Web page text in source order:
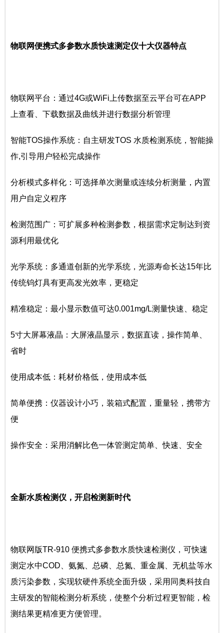
物联网便携式多参数水质快速测定仪十大仪器特点
物联网平台：通过4G或WiFi上传数据至云平台可在APP
上查看、下载数据及曲线并进行数据分析管理
智能TOS操作系统：自主研发TOS 水质检测系统，智能操
作,引导用户轻松完成操作
分析模式多样化：可选择单次测量或连续分析测量，内置
用户自定义程序
检测范围广：可扩展多种检测参数，根据需求定制达到资
源利用最优化
光学系统：多通道创新的光学系统，光源寿命长达15年比
传统钨灯具有更高发光效率，更稳定
精准稳定：最小显示数值可达0.001mg/L测量快速、稳定
5寸大屏幕液晶：大屏液晶显示，数据直读，操作简单、
省时
使用成本低：耗材价格低，使用成本低
简单便携：仪器设计小巧，装箱式配置，重量轻，携带方
便
操作安全：采用消解比色一体管测定简单、快速、安全
全新水质检测仪，开启检测新时代
物联网版TR-910 便携式多参数水质快速检测仪，可快速
测定水中COD、氨氮、总磷、总氮、重金属、无机盐等水
质污染参数，实现软硬件系统全面升级，采用同奥科技自
主研发的智能检测分析系统，使整个分析过程更智能，检
测结果更精准更方便管理。